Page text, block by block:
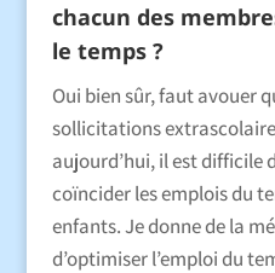
chacun des
le temps ?
Oui bien sûr, faut avouer
sollicitations
aujourd’hui, il est difficile
coïncider les emplois du
enfants. Je donne de la
d’optimiser l’emploi du